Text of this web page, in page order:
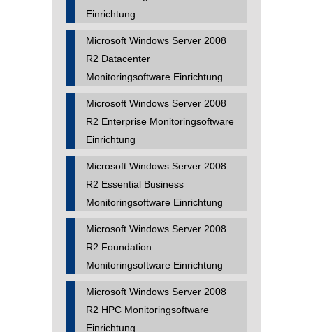
Einrichtung
Microsoft Windows Server 2008
R2 Datacenter
Monitoringsoftware Einrichtung
Microsoft Windows Server 2008
R2 Enterprise Monitoringsoftware
Einrichtung
Microsoft Windows Server 2008
R2 Essential Business
Monitoringsoftware Einrichtung
Microsoft Windows Server 2008
R2 Foundation
Monitoringsoftware Einrichtung
Microsoft Windows Server 2008
R2 HPC Monitoringsoftware
Einrichtung